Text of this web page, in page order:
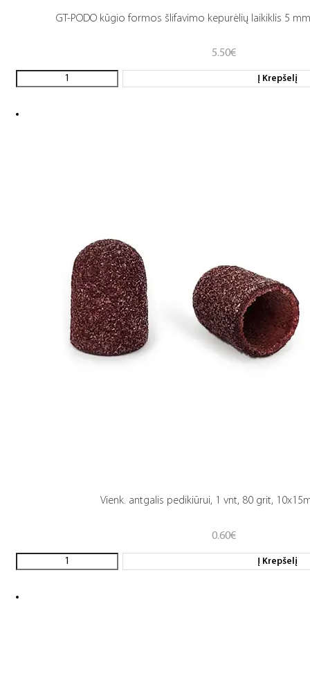
GT-PODO kūgio formos šlifavimo kepurėlių laikiklis 5
5.50€
Į Krepšelį
Vienk. antgalis pedikiūrui, 1 vnt, 80 grit,
0.60€
Į Krepšelį